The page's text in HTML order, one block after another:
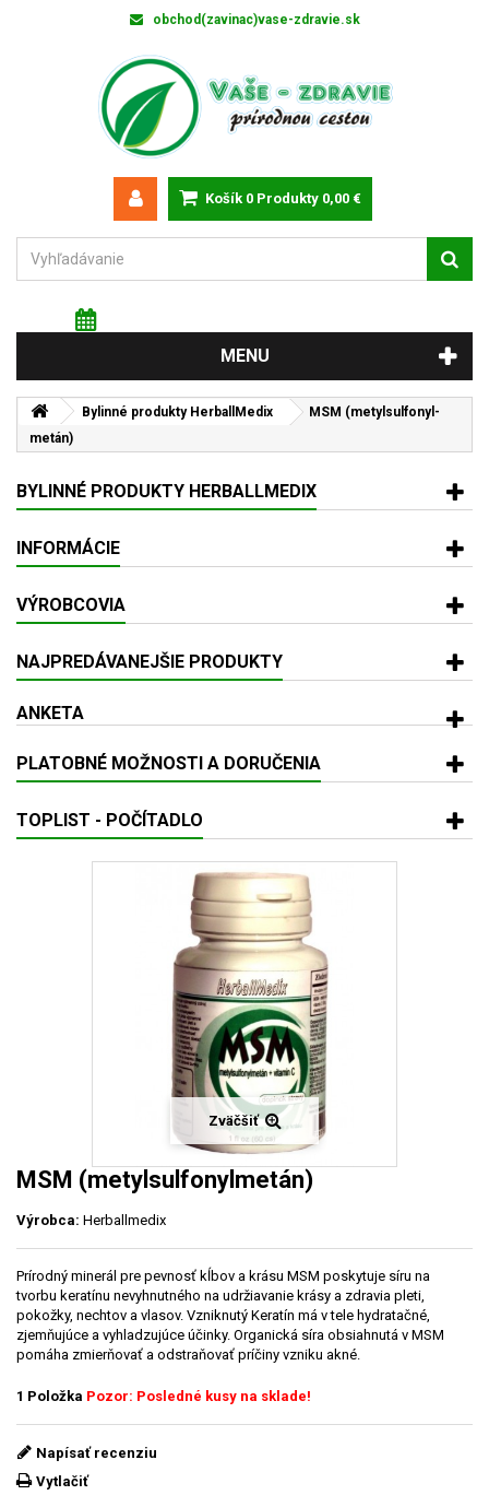
obchod(zavinac)vase-zdravie.sk
Košík 0 Produkty 0,00 €
MENU
Bylinné produkty HerballMedix
MSM (metylsulfonyl­
metán)
BYLINNÉ PRODUKTY HERBALLMEDIX
INFORMÁCIE
VÝROBCOVIA
NAJPREDÁVANEJŠIE PRODUKTY
ANKETA
PLATOBNÉ MOŽNOSTI A DORUČENIA
TOPLIST - POČÍTADLO
Zväčšiť
MSM (metylsulfonyl­metán)
Výrobca: Herballmedix
Prírodný minerál pre pevnosť kĺbov a krásu MSM poskytuje síru na
tvorbu keratínu nevyhnutného na udržiavanie krásy a zdravia pleti,
pokožky, nechtov a vlasov. Vzniknutý Keratín má v tele hydratačné,
zjemňujúce a vyhladzujúce účinky. Organická síra obsiahnutá v MSM
pomáha zmierňovať a odstraňovať príčiny vzniku akné.
1 Položka Pozor: Posledné kusy na sklade!
Napísať recenziu
Vytlačiť